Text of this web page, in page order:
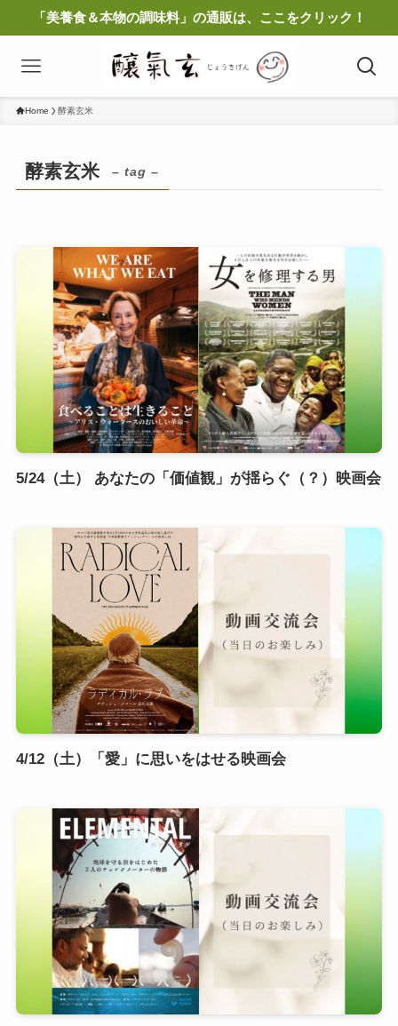
「美養食＆本物の調味料」の通販は、ここをクリック！
Home 酵素玄米
酵素玄米 – tag –
5/24（土） あなたの「価値観」が揺らぐ（？）映画会
4/12（土）「愛」に思いをはせる映画会